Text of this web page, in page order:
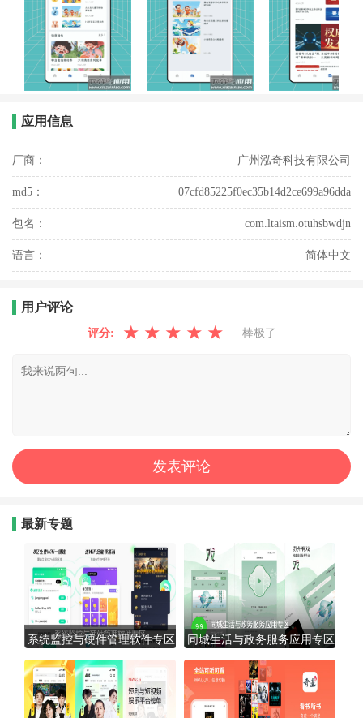
应用信息
厂商： 广州泓奇科技有限公司
md5： 07cfd85225f0ec35b14d2ce699a96dda
包名： com.ltaism.otuhsbwdjn
语言： 简体中文
用户评论
评分: ★ ★ ★ ★ ★ 棒极了
最新专题
系统监控与硬件管理软件专区 同城生活与政务服务应用专区